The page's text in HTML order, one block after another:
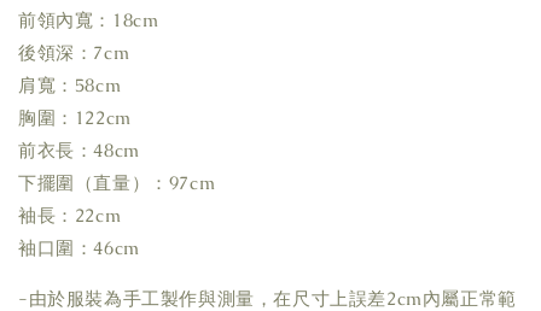
前領內寬：18cm
後領深：7cm
肩寬：58cm
胸圍：122cm
前衣長：48cm
下擺圍（直量）：97cm
袖長：22cm
袖口圍：46cm
-由於服裝為手工製作與測量，在尺寸上誤差2cm內屬正常範